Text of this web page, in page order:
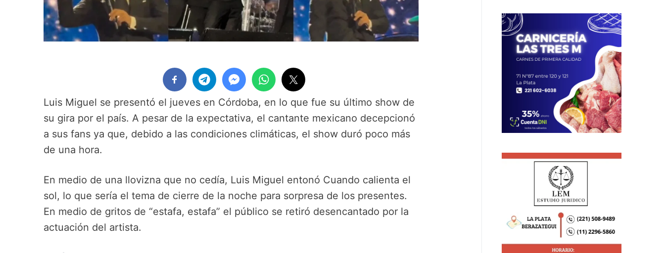
Luis Miguel se presentó el jueves en Córdoba, en lo que fue su último show de
su gira por el país. A pesar de la expectativa, el cantante mexicano decepcionó
a sus fans ya que, debido a las condiciones climáticas, el show duró poco más
de una hora.
En medio de una llovizna que no cedía, Luis Miguel entonó Cuando calienta el
sol, lo que sería el tema de cierre de la noche para sorpresa de los presentes.
En medio de gritos de “estafa, estafa” el público se retiró desencantado por la
actuación del artista.